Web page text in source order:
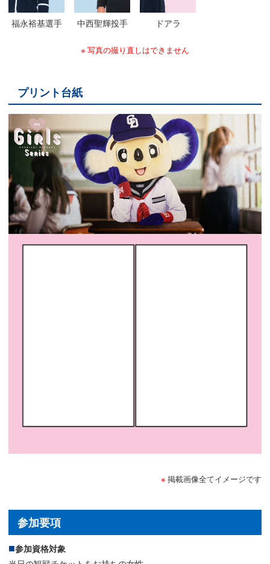
福永裕基選手 中西聖輝投手 ドアラ
写真の撮り直しはできません
プリント台紙
掲載画像全てイメージです
参加要項
参加資格対象